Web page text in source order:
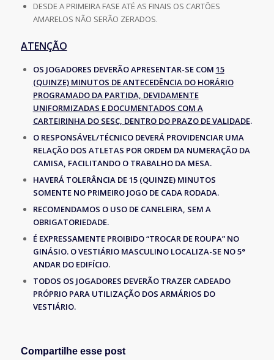
DESDE A PRIMEIRA FASE ATÉ AS FINAIS OS CARTÕES
AMARELOS NÃO SERÃO ZERADOS.
ATENÇÃO
OS JOGADORES DEVERÃO APRESENTAR-SE COM 15
(QUINZE) MINUTOS DE ANTECEDÊNCIA DO HORÁRIO
PROGRAMADO DA PARTIDA, DEVIDAMENTE
UNIFORMIZADAS E DOCUMENTADOS COM A
CARTEIRINHA DO SESC, DENTRO DO PRAZO DE VALIDADE.
O RESPONSÁVEL/TÉCNICO DEVERÁ PROVIDENCIAR UMA
RELAÇÃO DOS ATLETAS POR ORDEM DA NUMERAÇÃO DA
CAMISA, FACILITANDO O TRABALHO DA MESA.
HAVERÁ TOLERÂNCIA DE 15 (QUINZE) MINUTOS
SOMENTE NO PRIMEIRO JOGO DE CADA RODADA.
RECOMENDAMOS O USO DE CANELEIRA, SEM A
OBRIGATORIEDADE.
É EXPRESSAMENTE PROIBIDO “TROCAR DE ROUPA” NO
GINÁSIO. O VESTIÁRIO MASCULINO LOCALIZA-SE NO 5°
ANDAR DO EDIFÍCIO.
TODOS OS JOGADORES DEVERÃO TRAZER CADEADO
PRÓPRIO PARA UTILIZAÇÃO DOS ARMÁRIOS DO
VESTIÁRIO.
Compartilhe esse post